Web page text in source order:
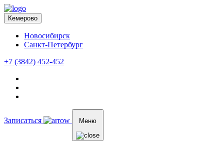
Кемерово
Новосибирск
Санкт-Петербург
+7 (3842) 452-452
Записаться Меню